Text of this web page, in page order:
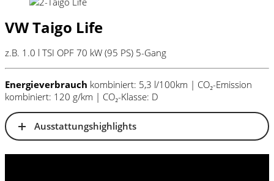
VW Taigo Life
z.B. 1.0 l TSI OPF 70 kW (95 PS) 5-Gang
Energieverbrauch kombiniert: 5,3 l/100km | CO₂-Emission
kombiniert: 120 g/km | CO₂-Klasse: D
Ausstattungshighlights